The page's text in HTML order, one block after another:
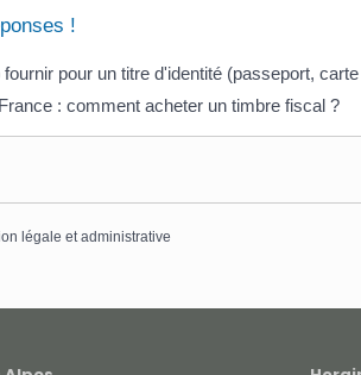
!
pour un titre d'identité (passeport,
: comment acheter un timbre fiscal ?
légale et administrative